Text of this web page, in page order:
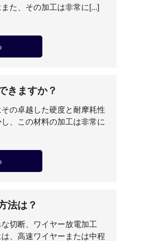
た、その加工は非常に[...]
きますか？
の卓越した硬度と耐摩耗性
、この材料の加工は非常に
法は？
切断、ワイヤー放電加工
、高速ワイヤーまたは中程